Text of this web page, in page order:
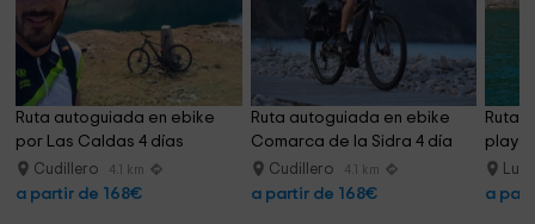
Ruta autoguiada en ebike
por Las Caldas 4 días
Cudillero 4.1 km
a partir de 168€
Ruta autoguiada en ebike
Comarca de la Sidra 4 día
Cudillero 4.1 km
a partir de 168€
Ruta
playa
90m
a